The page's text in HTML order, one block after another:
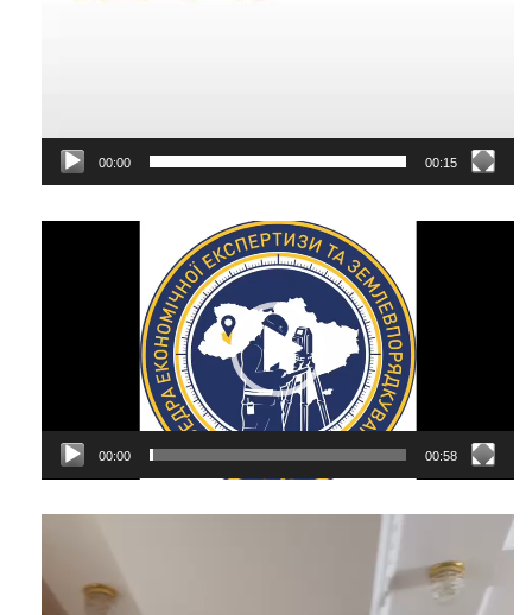
00:00 00:15
00:00 00:58